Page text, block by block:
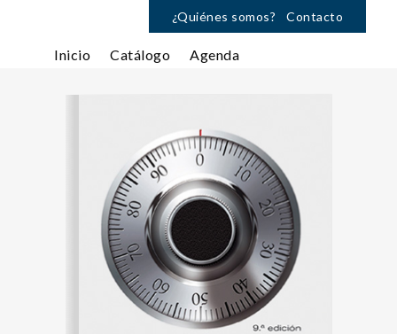
¿Quiénes somos? Contacto
Inicio Catálogo Agenda